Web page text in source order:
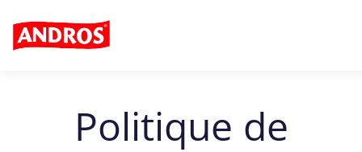
Politique de